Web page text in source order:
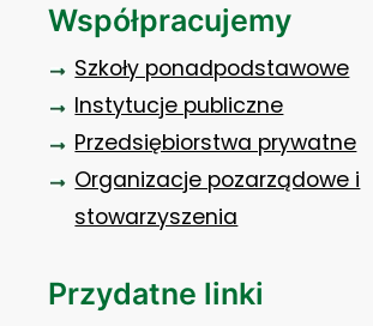
Współpracujemy
Szkoły ponadpodstawowe
Instytucje publiczne
Przedsiębiorstwa prywatne
Organizacje pozarządowe i
stowarzyszenia
Przydatne linki